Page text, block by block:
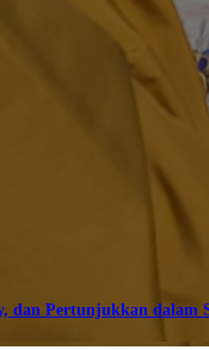
dan Pertunjukkan dalam